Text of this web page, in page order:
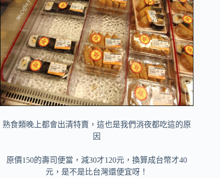
熟食類晚上都會出清特賣，這也是我們消夜都吃這的原
因
原價150的壽司便當，減30才120元，換算成台幣才40
元，是不是比台灣還便宜呀！